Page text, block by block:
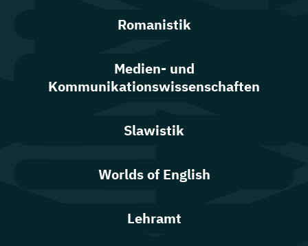
Romanistik
Medien- und
Kommunikationswissenschaften
Slawistik
Worlds of English
Lehramt